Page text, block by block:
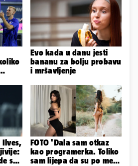
Evo kada u danu jesti
bananu za bolju probavu
i mršavljenje
Ilves,
s
FOTO 'Dala sam otkaz
kao programerka. Toliko
sam lijepa da su po meni